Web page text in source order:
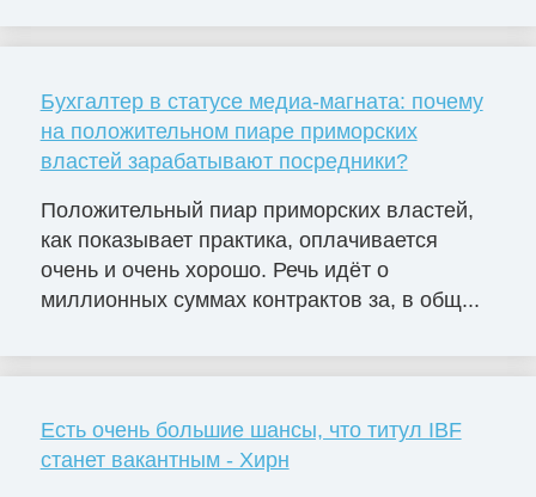
Бухгалтер в статусе медиа-магната: почему
на положительном пиаре приморских
властей зарабатывают посредники?
Положительный пиар приморских властей,
как показывает практика, оплачивается
очень и очень хорошо. Речь идёт о
миллионных суммах контрактов за, в общ...
Есть очень большие шансы, что титул IBF
станет вакантным - Хирн